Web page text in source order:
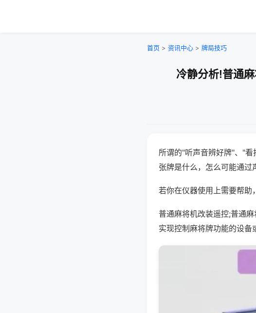
首页 > 资讯中心 > 牌局技巧
冷静分析!普通
所谓的"听声音辨好牌"、"
张牌是什么，怎么可能通过
若你在仪器使用上需要帮助
普通麻将机改装遥控;普通
实现控制麻将牌功能的设备